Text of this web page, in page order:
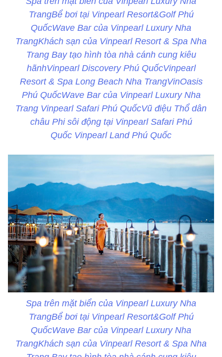
TrangBể bơi tại Vinpearl Resort&Golf Phú
QuốcWave Bar của Vinpearl Luxury Nha
TrangKhách sạn của Vinpearl Resort & Spa Nha
Trang Bay tạo hình tòa nhà cánh cung kiêu
hãnhVinpearl Discovery Phú QuốcVinpearl
Resort & Spa Long Beach Nha TrangVinOasis
Phú QuốcWave Bar của Vinpearl Luxury Nha
Trang Vinpearl Safari Phú QuốcVũ điệu Thổ dân
châu Phi sôi động tại Vinpearl Safari Phú
Quốc Vinpearl Land Phú Quốc
Spa trên mặt biển của Vinpearl Luxury Nha
TrangBể bơi tại Vinpearl Resort&Golf Phú
QuốcWave Bar của Vinpearl Luxury Nha
TrangKhách sạn của Vinpearl Resort & Spa Nha